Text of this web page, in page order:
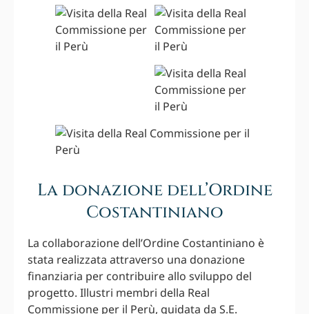
La donazione dell’Ordine
Costantiniano
La collaborazione dell’Ordine Costantiniano è
stata realizzata attraverso una donazione
finanziaria per contribuire allo sviluppo del
progetto. Illustri membri della Real
Commissione per il Perù, guidata da S.E.